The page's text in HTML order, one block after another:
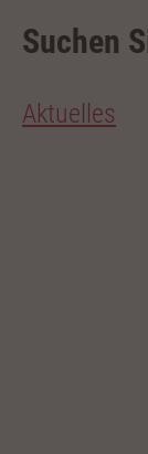
Suchen
Aktuelles